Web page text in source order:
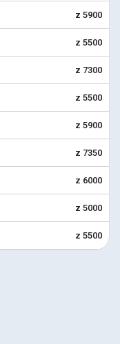
z 5900
z 5500
z 7300
z 5500
z 5900
z 7350
z 6000
z 5000
z 5500